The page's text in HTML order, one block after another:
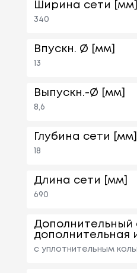
Ширина сети [мм]
340
Впускн. Ø [мм]
13
Выпускн.-Ø [мм]
8,6
Глубина сети [мм]
18
Длина сети [мм]
690
Дополнительный
дополнительная
с уплотнительным